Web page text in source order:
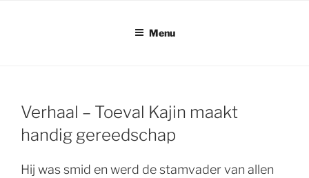
Menu
Verhaal – Toeval Kajin maakt
handig gereedschap
Hij was smid en werd de stamvader van allen